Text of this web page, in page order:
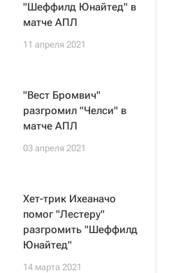
"Шеффилд Юнайтед" в
матче АПЛ
11 апреля 2021
"Вест Бромвич"
разгромил "Челси" в
матче АПЛ
03 апреля 2021
Хет-трик Ихеаначо
помог "Лестеру"
разгромить "Шеффилд
Юнайтед"
14 марта 2021